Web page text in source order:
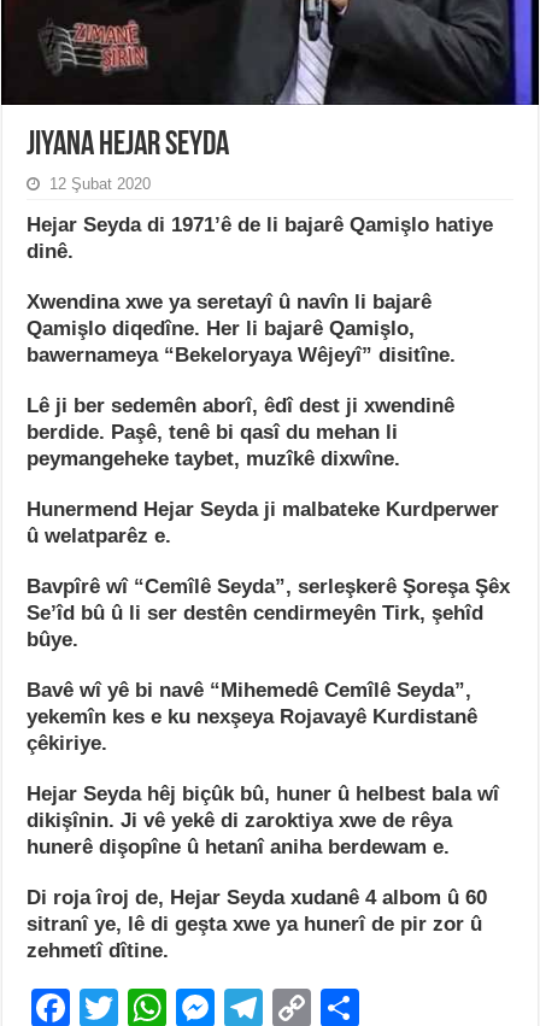
Jiyana Hejar Seyda
12 Şubat 2020
Hejar Seyda di 1971’ê de li bajarê Qamişlo hatiye
dinê.
Xwendina xwe ya seretayî û navîn li bajarê
Qamişlo diqedîne. Her li bajarê Qamişlo,
bawernameya “Bekeloryaya Wêjeyî” disitîne.
Lê ji ber sedemên aborî, êdî dest ji xwendinê
berdide. Paşê, tenê bi qasî du mehan li
peymangeheke taybet, muzîkê dixwîne.
Hunermend Hejar Seyda ji malbateke Kurdperwer
û welatparêz e.
Bavpîrê wî “Cemîlê Seyda”, serleşkerê Şoreşa Şêx
Se’îd bû û li ser destên cendirmeyên Tirk, şehîd
bûye.
Bavê wî yê bi navê “Mihemedê Cemîlê Seyda”,
yekemîn kes e ku nexşeya Rojavayê Kurdistanê
çêkiriye.
Hejar Seyda hêj biçûk bû, huner û helbest bala wî
dikişînin. Ji vê yekê di zaroktiya xwe de rêya
hunerê dişopîne û hetanî aniha berdewam e.
Di roja îroj de, Hejar Seyda xudanê 4 albom û 60
sitranî ye, lê di geşta xwe ya hunerî de pir zor û
zehmetî dîtine.
F
T
W
M
T
C